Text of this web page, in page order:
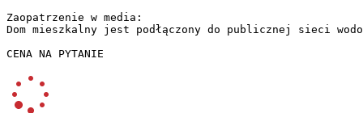
Zaopatrzenie w media:
Dom mieszkalny jest podłączony do publicznej sieci
CENA NA PYTANIE